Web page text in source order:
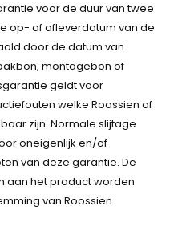
voor de duur van twee
op- of afleverdatum van de
door de datum van
montagebon of
geldt voor
welke Roossien of
zijn. Normale slijtage
oneigenlijk en/of
van deze garantie. De
aan het product worden
van Roossien.